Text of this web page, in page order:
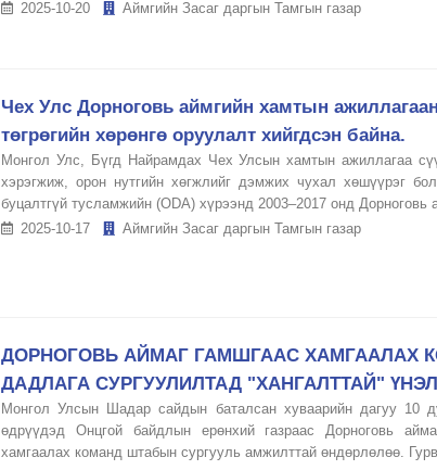
2025-10-20 Аймгийн Засаг даргын Тамгын газар
Чех Улс Дорноговь аймгийн хамтын
төгрөгийн хөрөнгө оруулалт хийгдсэн байна.
Монгол Улс, Бүгд Найрамдах Чех Улсын хамтын ажиллагаа
хэрэгжиж, орон нутгийн хөгжлийг дэмжих чухал хөшүүрэг
буцалтгүй тусламжийн (ODA) хүрээнд 2003–2017 онд Дорноговь
2025-10-17 Аймгийн Засаг даргын Тамгын газар
ДОРНОГОВЬ АЙМАГ ГАМШГААС ХАМГААЛАХ
ДАДЛАГА СУРГУУЛИЛТАД "ХАНГАЛТТАЙ"
Монгол Улсын Шадар сайдын баталсан хуваарийн дагуу 10
өдрүүдэд Онцгой байдлын ерөнхий газраас Дорноговь
хамгаалах команд штабын сургууль амжилттай өндөрлөлөө.